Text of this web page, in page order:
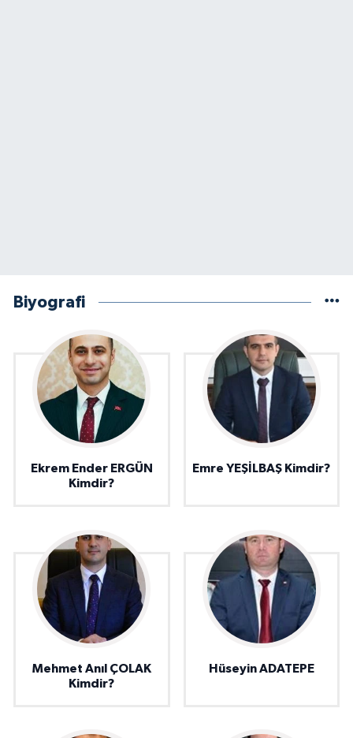
Biyografi
Ekrem Ender ERGÜN
Kimdir?
Emre YEŞİLBAŞ Kimdir?
Mehmet Anıl ÇOLAK
Kimdir?
Hüseyin ADATEPE